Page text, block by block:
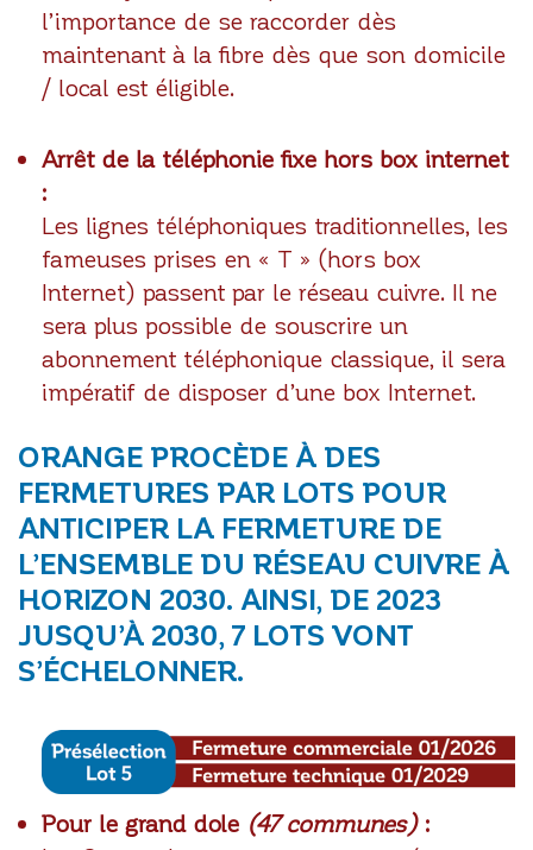
l’importance de se raccorder dès
maintenant à la fibre dès que son domicile
/ local est éligible.
Arrêt de la téléphonie fixe hors box internet
:
Les lignes téléphoniques traditionnelles, les
fameuses prises en « T » (hors box
Internet) passent par le réseau cuivre. Il ne
sera plus possible de souscrire un
abonnement téléphonique classique, il sera
impératif de disposer d’une box Internet.
ORANGE PROCÈDE À DES
FERMETURES PAR LOTS POUR
ANTICIPER LA FERMETURE DE
L’ENSEMBLE DU RÉSEAU CUIVRE À
HORIZON 2030. AINSI, DE 2023
JUSQU’À 2030, 7 LOTS VONT
S’ÉCHELONNER.
Pour le grand dole (47 communes):